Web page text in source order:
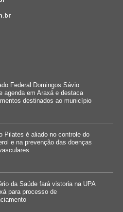
Federal Domingos Sávio
agenda em Araxá e destaca
destinados ao município
Pilates é aliado no controle do
e na prevenção das doenças
da Saúde fará vistoria na UPA
para processo de